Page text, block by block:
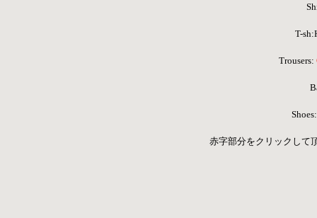
T-
Trousers:
Shoes:
赤字部分をクリックして